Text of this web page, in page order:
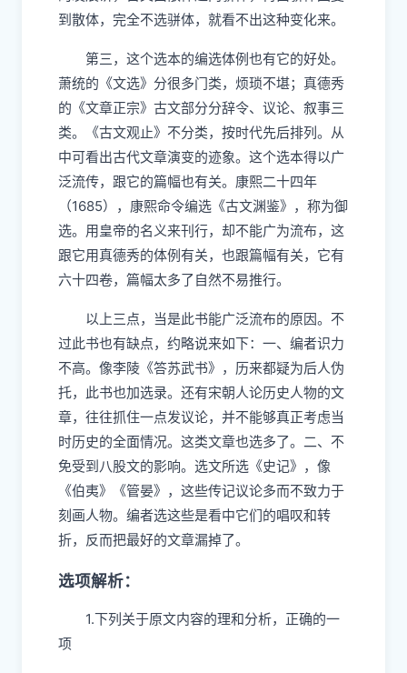
到散体，完全不选骈体，就看不出这种变化来。
第三，这个选本的编选体例也有它的好处。
萧统的《文选》分很多门类，烦琐不堪；真德秀
的《文章正宗》古文部分分辞令、议论、叙事三
类。《古文观止》不分类，按时代先后排列。从
中可看出古代文章演变的迹象。这个选本得以广
泛流传，跟它的篇幅也有关。康熙二十四年
（1685），康熙命令编选《古文渊鉴》，称为御
选。用皇帝的名义来刊行，却不能广为流布，这
跟它用真德秀的体例有关，也跟篇幅有关，它有
六十四卷，篇幅太多了自然不易推行。
以上三点，当是此书能广泛流布的原因。不
过此书也有缺点，约略说来如下：一、编者识力
不高。像李陵《答苏武书》，历来都疑为后人伪
托，此书也加选录。还有宋朝人论历史人物的文
章，往往抓住一点发议论，并不能够真正考虑当
时历史的全面情况。这类文章也选多了。二、不
免受到八股文的影响。选文所选《史记》，像
《伯夷》《管晏》，这些传记议论多而不致力于
刻画人物。编者选这些是看中它们的唱叹和转
折，反而把最好的文章漏掉了。
选项解析：
1.下列关于原文内容的理和分析，正确的一
项